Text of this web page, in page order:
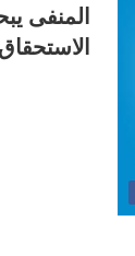
المنفى